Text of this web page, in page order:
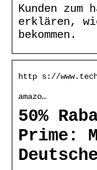
Kunden
erklären,
bekommen.
http s://
amazo…
50%
Prime: